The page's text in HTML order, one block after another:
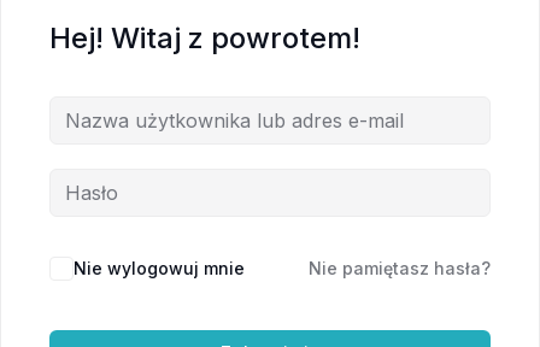
Hej! Witaj z powrotem!
Nie wylogowuj mnie Nie pamiętasz hasła?